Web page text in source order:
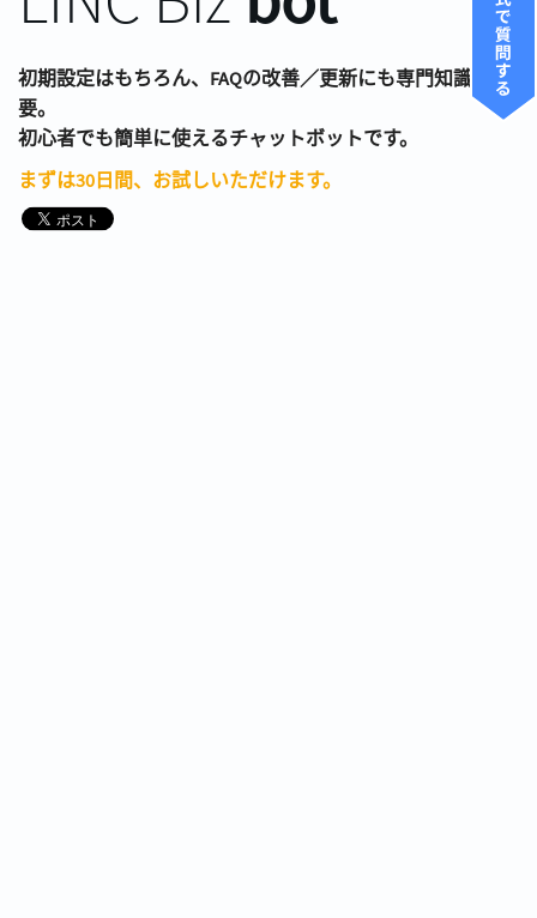
初期設定はもちろん、FAQの改善／更新にも専門知識は不
要。
初心者でも簡単に使えるチャットボットです。
まずは30日間、お試しいただけます。